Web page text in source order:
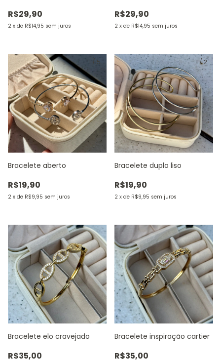
R$29,90
2 x de R$14,95 sem juros
R$29,90
2 x de R$14,95 sem juros
1 / 5
Bracelete aberto
R$19,90
2 x de R$9,95 sem juros
1 /2
Bracelete duplo liso
R$19,90
2 x de R$9,95 sem juros
Bracelete elo cravejado
R$35,00
Bracelete inspiração cartier
R$35,00